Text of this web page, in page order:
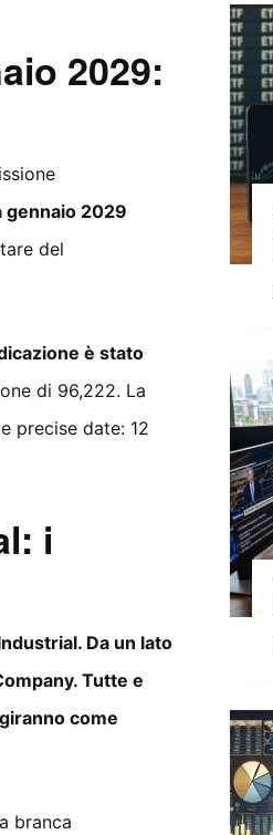
2029:
gennaio 2029
del
è stato
di 96,222. La
precise date: 12
i
Da un lato
Tutte e
come
branca